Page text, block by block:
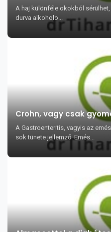
A haj különféle okokból
durva alkoholo...
Crohn, vagy csak
A Gastroenteritis, vagyis az
sok tünete jellemző. Emés...